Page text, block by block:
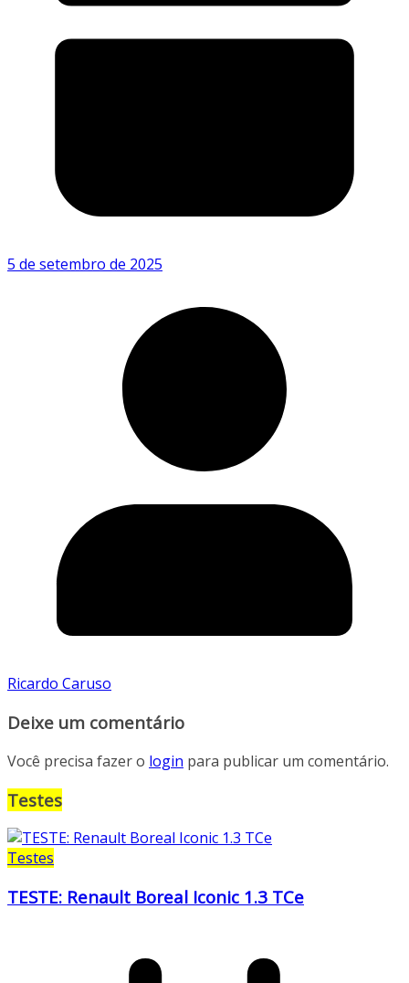
5 de setembro de 2025
Ricardo Caruso
Deixe um comentário
Você precisa fazer o login para publicar um comentário.
Testes
Testes
TESTE: Renault Boreal Iconic 1.3 TCe